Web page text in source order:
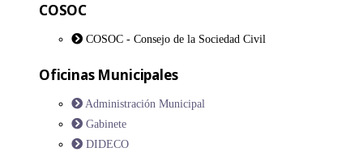
COSOC
COSOC - Consejo de la Sociedad Civil
Oficinas Municipales
Administración Municipal
Gabinete
DIDECO